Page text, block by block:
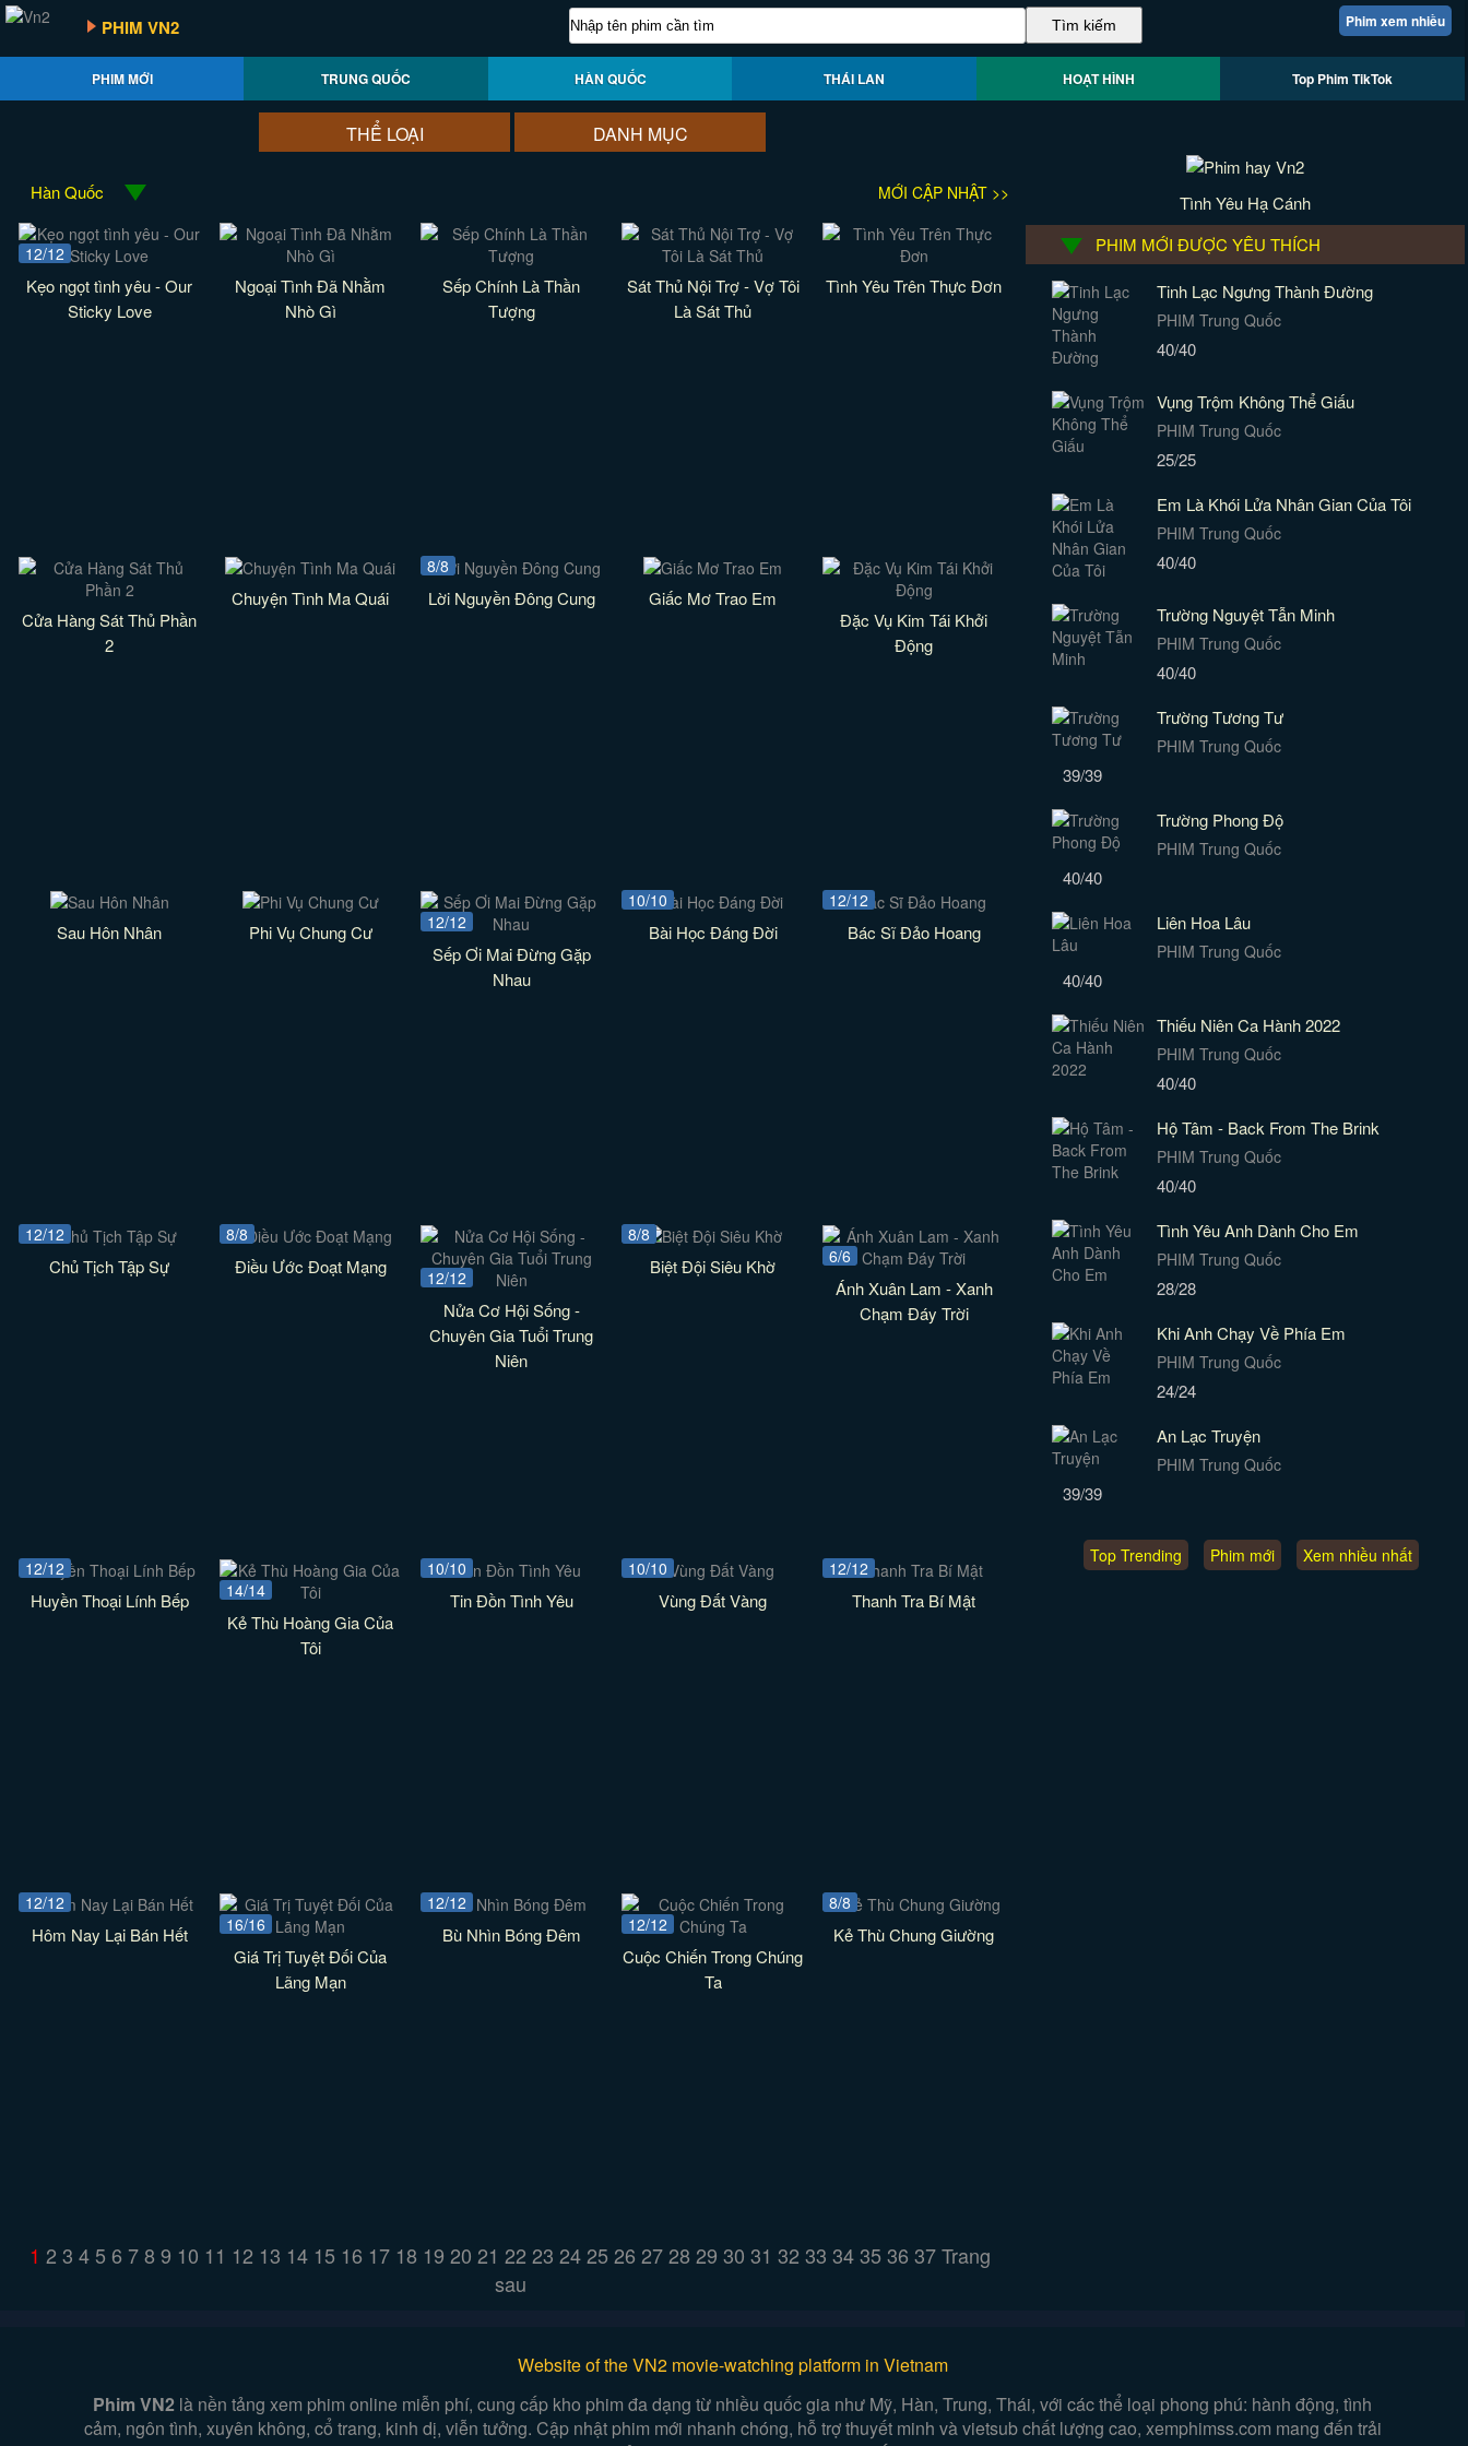
Phim xem nhiều
PHIM VN2
PHIM MỚI TRUNG QUỐC HÀN QUỐC THÁI LAN HOẠT HÌNH Top Phim TikTok
THỂ LOẠI DANH MỤC
Hàn Quốc MỚI CẬP NHẬT >>
12/12
Kẹo ngọt tình yêu - Our
Sticky Love
Ngoại Tình Đã Nhằm
Nhò Gì
Sếp Chính Là Thần
Tượng
Sát Thủ Nội Trợ - Vợ Tôi
Là Sát Thủ
Tình Yêu Trên Thực Đơn
Cửa Hàng Sát Thủ Phần
2
Chuyện Tình Ma Quái
8/8
Lời Nguyền Đông Cung
Giấc Mơ Trao Em
Đặc Vụ Kim Tái Khởi
Động
Sau Hôn Nhân Phi Vụ Chung Cư 12/12
Sếp Ơi Mai Đừng Gặp
Nhau
10/10
Bài Học Đáng Đời
12/12
Bác Sĩ Đảo Hoang
12/12
Chủ Tịch Tập Sự
8/8
Điều Ước Đoạt Mạng 12/12
Nửa Cơ Hội Sống -
Chuyên Gia Tuổi Trung
Niên
8/8
Biệt Đội Siêu Khờ 6/6
Ánh Xuân Lam - Xanh
Chạm Đáy Trời
12/12
Huyền Thoại Lính Bếp 14/14
Kẻ Thù Hoàng Gia Của
Tôi
10/10
Tin Đồn Tình Yêu
10/10
Vùng Đất Vàng
12/12
Thanh Tra Bí Mật
12/12
Hôm Nay Lại Bán Hết 16/16
Giá Trị Tuyệt Đối Của
Lãng Mạn
12/12
Bù Nhìn Bóng Đêm 12/12
Cuộc Chiến Trong Chúng
Ta
8/8
Kẻ Thù Chung Giường
1 2 3 4 56 78 9 10 11 12 13 14 15 16 17 18 19 20 21 22 23 242526 2728 29 30 31 32 33 343536 37Trang
sau
Tình Yêu Hạ Cánh
PHIM MỚI ĐƯỢC YÊU THÍCH
Tinh Lạc Ngưng Thành Đường
PHIM Trung Quốc
40/40
Vụng Trộm Không Thể Giấu
PHIM Trung Quốc
25/25
Em Là Khói Lửa Nhân Gian Của Tôi
PHIM Trung Quốc
40/40
Trường Nguyệt Tẫn Minh
PHIM Trung Quốc
40/40
Trường Tương Tư
PHIM Trung Quốc
39/39
Trường Phong Độ
PHIM Trung Quốc
40/40
Liên Hoa Lâu
PHIM Trung Quốc
40/40
Thiếu Niên Ca Hành 2022
PHIM Trung Quốc
40/40
Hộ Tâm - Back From The Brink
PHIM Trung Quốc
40/40
Tình Yêu Anh Dành Cho Em
PHIM Trung Quốc
28/28
Khi Anh Chạy Về Phía Em
PHIM Trung Quốc
24/24
An Lạc Truyện
PHIM Trung Quốc
39/39
Top Trending Phim mới Xem nhiều nhất
Website of the VN2 movie-watching platform in Vietnam
Phim VN2 là nền tảng xem phim online miễn phí, cung cấp kho phim đa dạng từ nhiều quốc gia như Mỹ, Hàn, Trung, Thái, với các thể loại phong phú: hành động, tình
cảm, ngôn tình, xuyên không, cổ trang, kinh dị, viễn tưởng. Cập nhật phim mới nhanh chóng, hỗ trợ thuyết minh và vietsub chất lượng cao, xemphimss.com mang đến trải